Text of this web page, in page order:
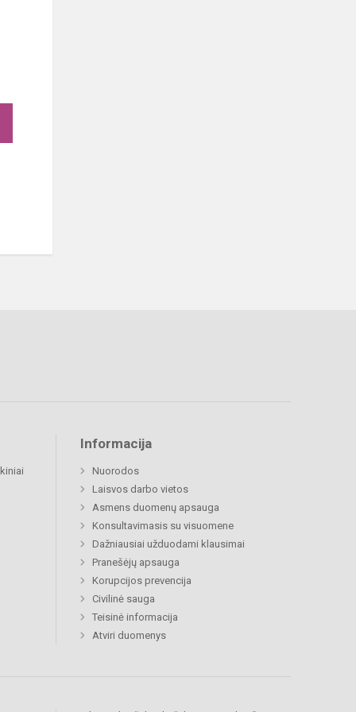
Informacija
Nuorodos
Laisvos darbo vietos
Asmens duomenų apsauga
Konsultavimasis su visuomene
Dažniausiai užduodami klausimai
Pranešėjų apsauga
Korupcijos prevencija
Civilinė sauga
Teisinė informacija
Atviri duomenys